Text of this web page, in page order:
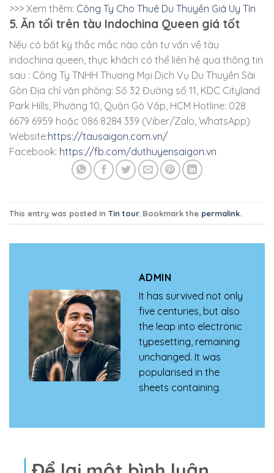
>>> Xem thêm: Công Ty Cho Thuê Du Thuyền Giá Uy Tín
5. Ăn tối trên tàu Indochina Queen giá tốt
Nếu có bất kỳ thắc mắc nào cần tư vấn về tàu
indochina queen, thực khách có thể liên hệ qua thông tin
sau : Công Ty TNHH Thương Mại Dịch Vụ Du Thuyền Sài
Gòn Địa chỉ văn phòng: Số 32 Đường số 11, KDC Cityland
Park Hills, Phường 10, Quận Gò Vấp, HCM Hotline: 028
6679 6959 hoặc 086 8284 339 (Viber/Zalo, WhatsApp)
Website:https://tausaigon.com.vn/
Facebook: https://fb.com/duthuyensaigon.vn
This entry was posted in Tin tour. Bookmark the permalink.
ADMIN
It has survived not only
five centuries, but also
the leap into electronic
typesetting, remaining
unchanged. It was
popularised in the
sheets containing.